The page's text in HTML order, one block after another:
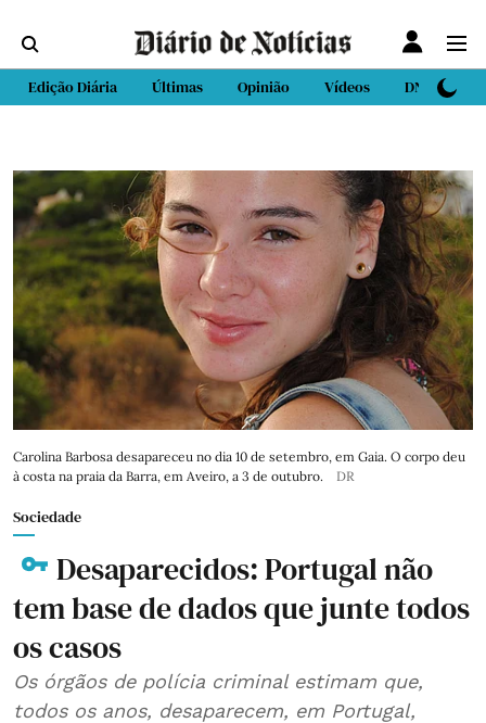
Edição Diária Últimas Opinião Vídeos DN Sport
Carolina Barbosa desapareceu no dia 10 de setembro, em Gaia. O corpo deu
à costa na praia da Barra, em Aveiro, a 3 de outubro.
DR
Sociedade
Desaparecidos: Portugal não
tem base de dados que junte todos
os casos
Os órgãos de polícia criminal estimam que,
todos os anos, desaparecem, em Portugal,